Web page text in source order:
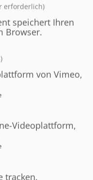
Proeller
erforderlich)
speichert Ihren
Browser.
von Vimeo,
Videoplattform,
tracken.